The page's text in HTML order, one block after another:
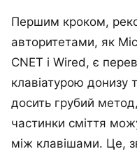
Першим кроком,
авторитетами, як
CNET і Wired, є
клавіатурою донизу
досить грубий метод,
частинки сміття
між клавішами. Це,